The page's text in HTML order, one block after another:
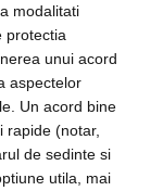
modalitati
protectia
unui acord
aspectelor
Un acord bine
rapide (notar,
de sedinte si
utila, mai